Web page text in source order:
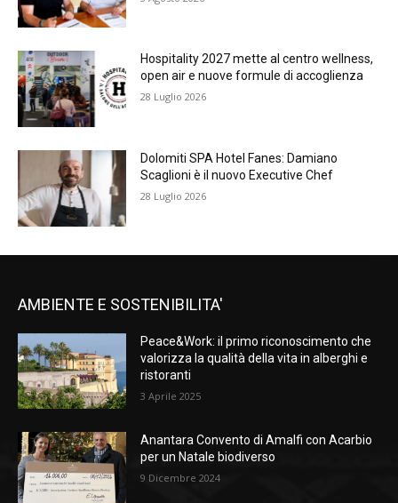
Hospitality 2027 mette al centro wellness,
open air e nuove formule di accoglienza
28 Luglio 2026
Dolomiti SPA Hotel Fanes: Damiano
Scaglioni è il nuovo Executive Chef
28 Luglio 2026
AMBIENTE E SOSTENIBILITA'
Peace&Work: il primo riconoscimento che
valorizza la qualità della vita in alberghi e
ristoranti
3 Aprile 2025
Anantara Convento di Amalfi con Acarbio
per un Natale biodiverso
9 Dicembre 2024